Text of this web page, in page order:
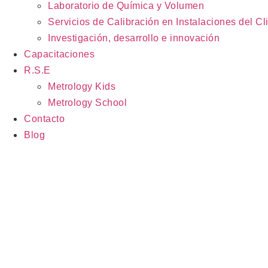
Laboratorio de Química y Volumen
Servicios de Calibración en Instalaciones del
Investigación, desarrollo e innovación
Capacitaciones
R.S.E
Metrology Kids
Metrology School
Contacto
Blog